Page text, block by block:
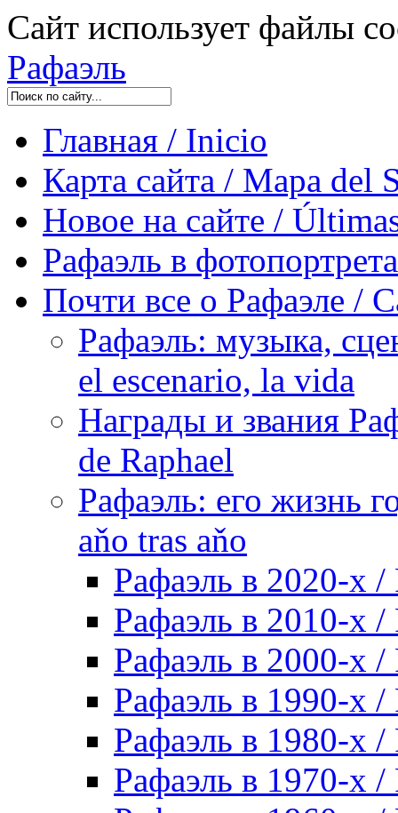
Сайт использует файлы
Рафаэль
Главная / Inicio
Карта сайта / Mapa del
Новое на сайте /
Рафаэль в
Почти все о Рафаэле /
Рафаэль: музыка,
el escenario, la vida
Награды и звания
de Raphael
Рафаэль: его жизнь
aňo tras aňo
Рафаэль в 2020-х /
Рафаэль в 2010-х /
Рафаэль в 2000-х /
Рафаэль в 1990-х /
Рафаэль в 1980-х /
Рафаэль в 1970-х /